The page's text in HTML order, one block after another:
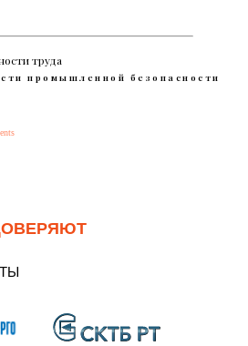
труда
промышленной безопасности